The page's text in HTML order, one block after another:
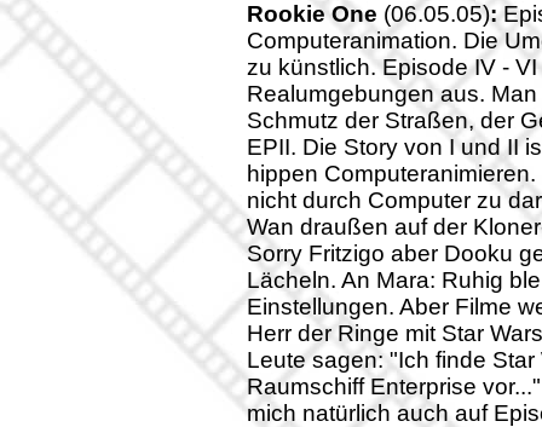
Rookie One (06.05.05):
Computeranimation. Die
zu künstlich. Episode IV -
Realumgebungen aus.
Schmutz der Straßen, der
EPII. Die Story von I und II
hippen
nicht durch Computer zu
Wan draußen auf der
Sorry Fritzigo aber Dooku
Lächeln. An Mara: Ruhig
Einstellungen. Aber Filme
Herr der Ringe mit Star
Leute sagen: "Ich finde
Raumschiff Enterprise
mich natürlich auch auf